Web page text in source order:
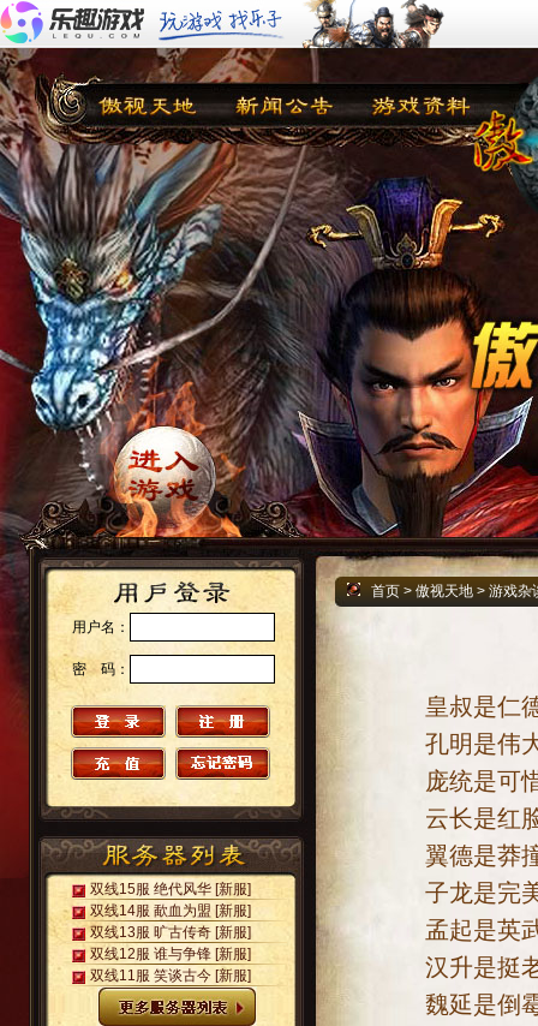
用户名：
密 码：
双线15服 绝代风华 [新服]
双线14服 歃血为盟 [新服]
双线13服 旷古传奇 [新服]
双线12服 谁与争锋 [新服]
双线11服 笑谈古今 [新服]
首页 > 傲视天地 > 游戏杂
皇叔是仁德
孔明是伟大
庞统是可惜
云长是红脸
翼德是莽撞
子龙是完美
孟起是英武
汉升是挺老
魏延是倒霉